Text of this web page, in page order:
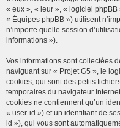
« eux », « leur », « logiciel
« Équipes phpBB ») utilisent
n’importe quelle session
informations »).
Vos informations sont collectées
naviguant sur « Projet G5 », le
cookies, qui sont des petits
temporaires du navigateur
cookies ne contiennent qu’un
« user-id ») et un identifiant de
id »), qui vous sont